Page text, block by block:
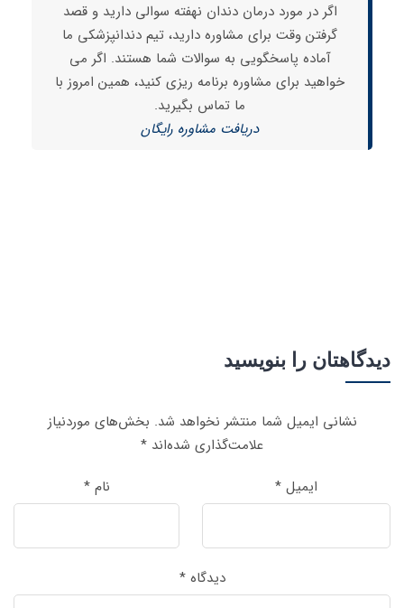
اگر در مورد درمان دندان نهفته سوالی دارید و قصد
گرفتن وقت برای مشاوره دارید، تیم دندانپزشکی ما
آماده پاسخگویی به سوالات شما هستند. اگر می
خواهید برای مشاوره برنامه ریزی کنید، همین امروز با
ما تماس بگیرید.
دریافت مشاوره رایگان
دیدگاهتان را بنویسید
نشانی ایمیل شما منتشر نخواهد شد. بخش‌های موردنیاز
علامت‌گذاری شده‌اند *
نام* ایمیل *
دیدگاه*